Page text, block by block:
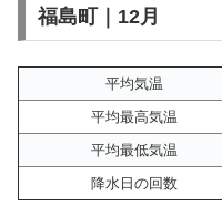
福島町｜12月
平均気温
平均最高気温
平均最低気温
降水日の回数